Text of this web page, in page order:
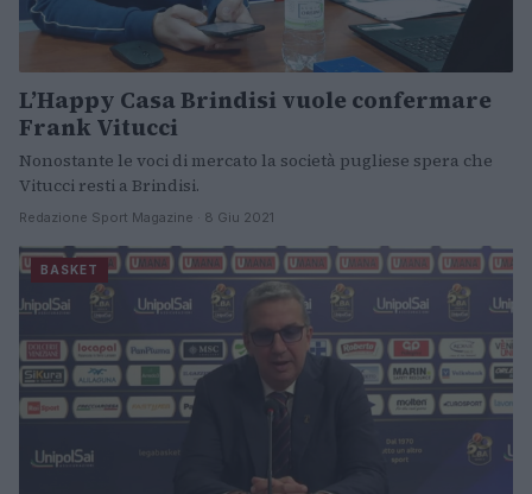
L’Happy Casa Brindisi vuole confermare
Frank Vitucci
Nonostante le voci di mercato la società pugliese spera che
Vitucci resti a Brindisi.
Redazione Sport Magazine · 8 Giu 2021
BASKET